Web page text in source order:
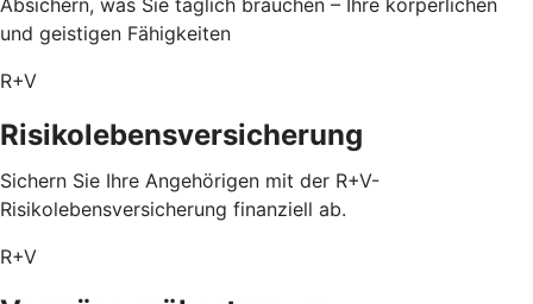
Absichern, was Sie täglich brauchen – Ihre körperlichen
und geistigen Fähigkeiten
R+V
Risikolebensversicherung
Sichern Sie Ihre Angehörigen mit der R+V-
Risikolebensversicherung finanziell ab.
R+V